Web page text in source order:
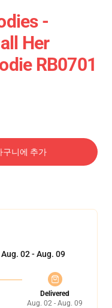
-
Her
RB0701
구니에 추가
Aug. 02 - Aug. 09
Delivered
Aug. 02 - Aug. 09